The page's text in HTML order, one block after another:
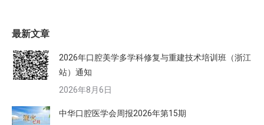
最新文章
2026年口腔美学多学科修复与重建技术培训班（浙江
站）通知
2026年8月6日
中华口腔医学会周报2026年第15期